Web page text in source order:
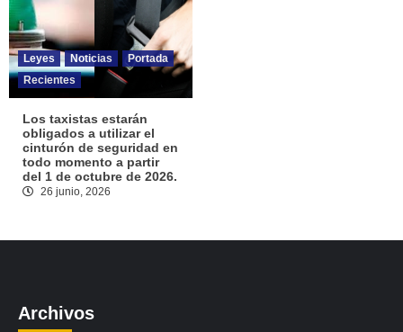
Leyes Noticias
Portada
Recientes
Los taxistas estarán
obligados a utilizar el
cinturón de seguridad en
todo momento a partir
del 1 de octubre de 2026.
26 junio, 2026
Archivos